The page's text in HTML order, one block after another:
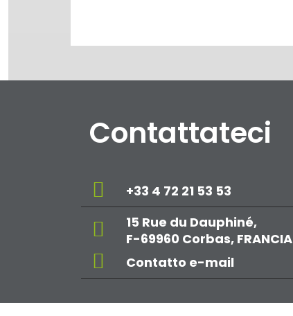
Contattateci
+33 4 72 21 53 53
15 Rue du Dauphiné,
F-69960 Corbas, FRANCIA
Contatto e-mail